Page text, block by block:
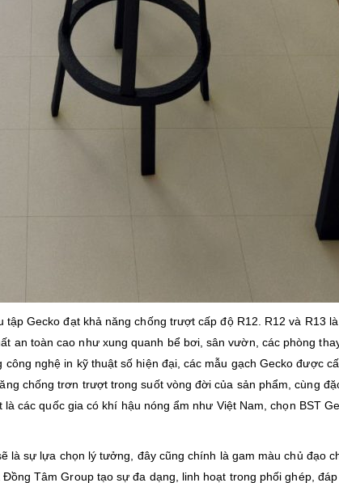
Gecko đạt khả năng chống trượt cấp độ R12. R12 và R13
an toàn cao như xung quanh bể bơi, sân vườn, các phòng
nghệ in kỹ thuật số hiện đại, các mẫu gạch Gecko được
chống trơn trượt trong suốt vòng đời của sản phẩm, cùng
các quốc gia có khí hậu nóng ẩm như Việt Nam, chọn BST
sự lựa chọn lý tưởng, đây cũng chính là gam màu chủ đạo
Tâm Group tạo sự đa dạng, linh hoạt trong phối ghép,